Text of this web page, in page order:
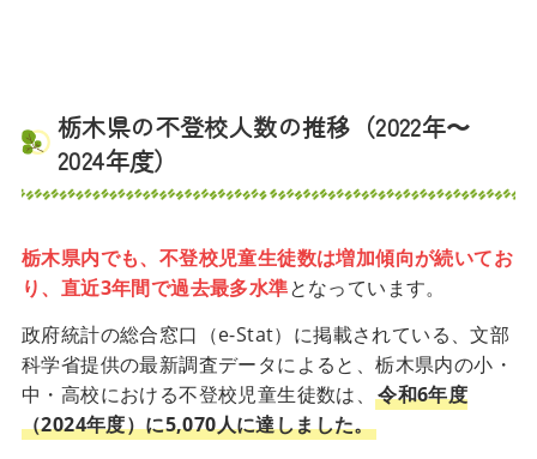
栃木県の不登校人数の推移（2022年〜
2024年度）
栃木県内でも、不登校児童生徒数は増加傾向が続いてお
り、直近3年間で過去最多水準となっています。
政府統計の総合窓口（e-Stat）に掲載されている、文部
科学省提供の最新調査データによると、栃木県内の小・
中・高校における不登校児童生徒数は、令和6年度
（2024年度）に5,070人に達しました。